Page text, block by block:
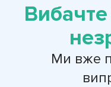
Ми вже